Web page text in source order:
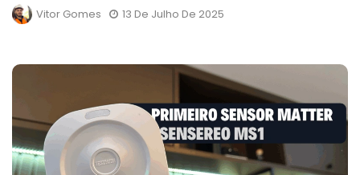
Vitor Gomes 13 De Julho De 2025